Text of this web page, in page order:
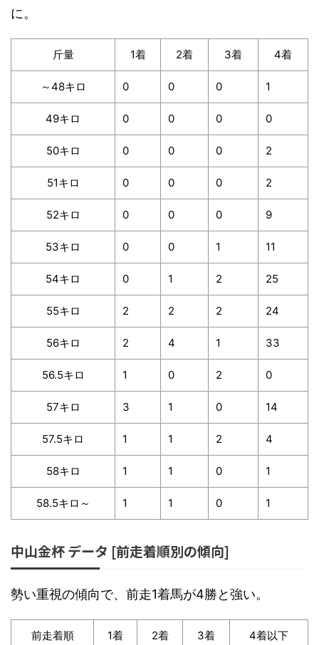
に。
斤量 1着 2着 3着 4着
～48キロ 0 0 0 1
49キロ 0 0 0 0
50キロ 0 0 0 2
51キロ 0 0 0 2
52キロ 0 0 0 9
53キロ 0 0 1 11
54キロ 0 1 2 25
55キロ 2 2 2 24
56キロ 2 4 1 33
56.5キロ 1 0 2 0
57キロ 3 1 0 14
57.5キロ 1 1 2 4
58キロ 1 1 0 1
58.5キロ～ 1 1 0 1
中山金杯 データ [前走着順別の傾向]
勢い重視の傾向で、前走1着馬が4勝と強い。
前走着順 1着 2着 3着 4着以下